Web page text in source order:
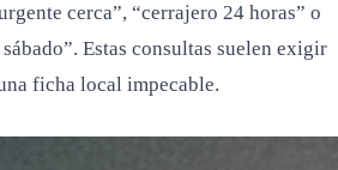
cerca”, “cerrajero 24 horas” o
Estas consultas suelen exigir
ficha local impecable.